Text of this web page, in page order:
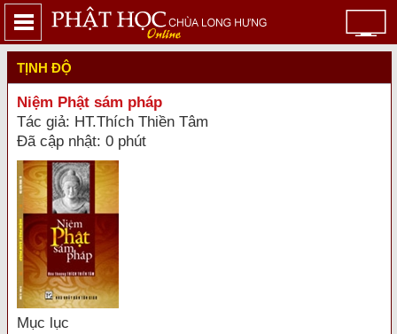
TỊNH ĐỘ
Niệm Phật sám pháp
Tác giả: HT.Thích Thiền Tâm
Đã cập nhật: 0 phút
Mục lục